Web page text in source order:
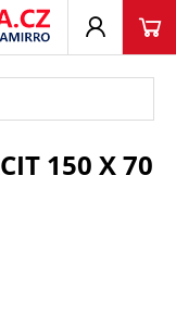
150 X 70